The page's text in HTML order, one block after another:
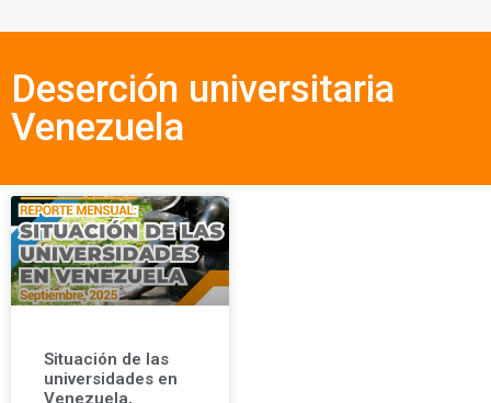
Deserción universitaria
Venezuela
Situación de las
universidades en
Venezuela,